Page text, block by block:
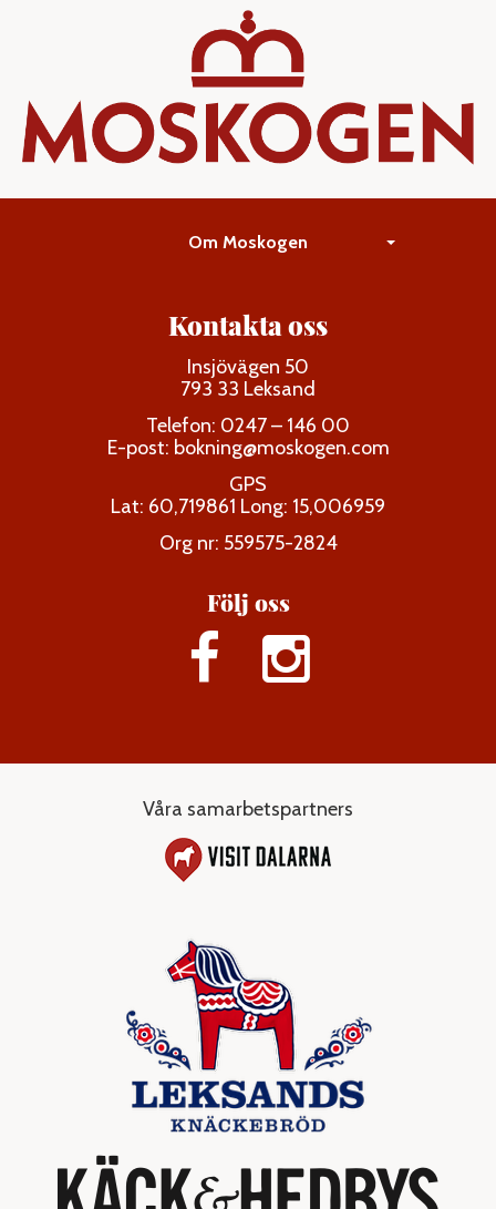
Om Moskogen
Kontakta oss
Insjövägen 50
793 33 Leksand
Telefon: 0247 – 146 00
E-post: bokning@moskogen.com
GPS
Lat: 60,719861 Long: 15,006959
Org nr: 559575-2824
Följ oss
Våra samarbetspartners